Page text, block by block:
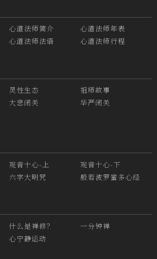
心道法师简介
心道法师年表
心道法师法语 心道法师行程
灵性生态
祖师故事
大悲闭关
华严闭关
观音十心-上
观音十心-下
六字大明咒 般若波罗蜜多心经
什么是禅修？
一分钟禅
心宁静运动